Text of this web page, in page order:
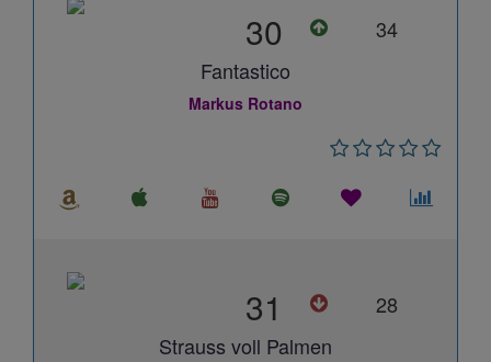
30
34
Fantastico
Markus Rotano
31
28
Strauss voll Palmen